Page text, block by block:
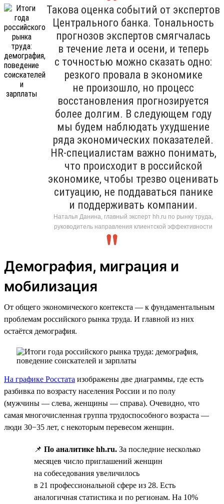
Такова оценка событий от экспертов
Центрального банка. Тональность
прогнозов экспертов смягчалась
в течение лета и осени, и теперь
с точностью можно сказать одно:
резкого провала в экономике
не произошло, но процесс
восстановления прогнозируется
более долгим. В следующем году
мы будем наблюдать ухудшение
ряда экономических показателей.
HR-специалистам важно понимать,
что происходит в российской
экономике, чтобы трезво оценивать
ситуацию, не поддаваться панике
и поддерживать компании.
Наталья Данина, главный эксперт hh.ru по рынку труда,
руководитель направления клиентской эффективности
Демография, миграция и
мобилизация
От общего экономического контекста — к фундаментальным
проблемам российского рынка труда. И главной из них
остаётся демография.
На графике Росстата изображены две диаграммы, где есть
разбивка по возрасту населения России и по полу
(мужчины — слева, женщины — справа). Очевидно, что
самая многочисленная группа трудоспособного возраста —
люди 30−35 лет, с некоторым перевесом женщин.
📌 По аналитике hh.ru. За последние несколько
месяцев число приглашений женщин
на собеседования увеличилось
в 21 профессиональной сфере из 28. Есть
аналогичная статистика и по регионам. На 10%